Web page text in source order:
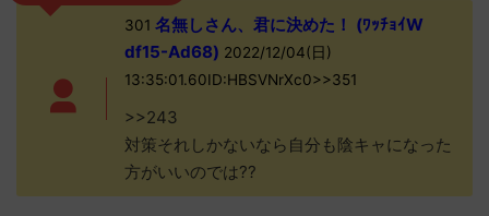
301 名無しさん、君に決めた！ (ﾜｯﾁｮｲW
df15-Ad68) 2022/12/04(日)
13:35:01.60ID:HBSVNrXc0>>351
>>243
対策それしかないなら自分も陰キャになった
方がいいのでは??